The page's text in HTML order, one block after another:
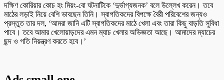
দক্ষিণ কোরিয়ার কোচ হং মিয়ং-বো ঘটনাটিকে ‘দুর্ভাগ্যজনক’ বলে উল্লেখ করেন। তবে
মাঠের লড়াই নিয়ে বেশি ভাবছেন তিনি। স্বাগতিকদের বিপক্ষে বৈরী পরিবেশের জন্যও
প্রস্তুত তার দল, ‘আমরা জানি এটি স্বাগতিকদের মাঠে খেলা এবং তারা কিছু বাড়তি সুবিধা
পাবে। তবে আমার খেলোয়াড়দের এমন ম্যাচ খেলার অভিজ্ঞতা আছে। আমাদের ম্যাচের
ছন্দ ও গতি নিয়ন্ত্রণ করতে হবে।’